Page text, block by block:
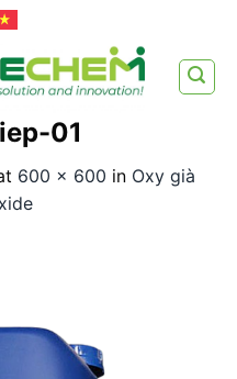
01
600 × 600 in Oxy già